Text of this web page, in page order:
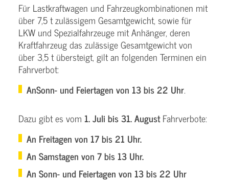
Für Lastkraftwagen und Fahrzeugkombinationen mit
über 7,5 t zulässigem Gesamtgewicht, sowie für
LKW und Spezialfahrzeuge mit Anhänger, deren
Kraftfahrzeug das zulässige Gesamtgewicht von
über 3,5 t übersteigt, gilt an folgenden Terminen ein
Fahrverbot:
AnSonn- und Feiertagen von 13 bis 22 Uhr.
Dazu gibt es vom 1. Juli bis 31. AugustFahrverbote:
An Freitagen von 17 bis 21 Uhr.
An Samstagen von 7 bis 13 Uhr.
An Sonn- und Feiertagen von 13 bis 22 Uhr